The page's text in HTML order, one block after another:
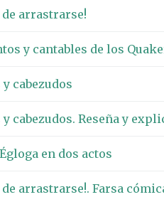
de arrastrarse!
y cantables de los
cabezudos
y cabezudos. Reseña y
en dos actos
de arrastrarse!. Farsa